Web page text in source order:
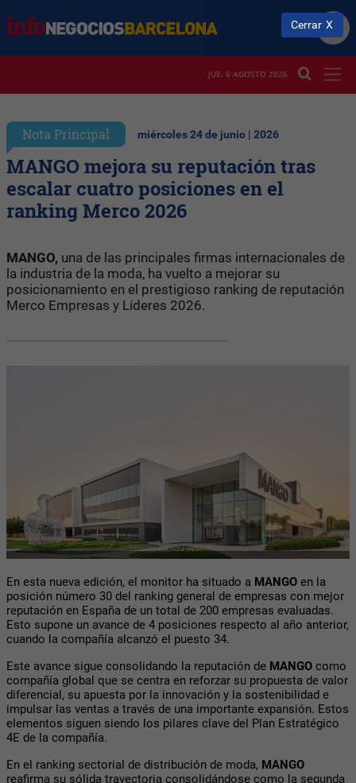
JUE. 6 AGOSTO 2026
Nota Principal miércoles 24 de junio | 2026
MANGO mejora su reputación tras
escalar cuatro posiciones en el
ranking Merco 2026
MANGO, una de las principales firmas internacionales de
la industria de la moda, ha vuelto a mejorar su
posicionamiento en el prestigioso ranking de reputación
Merco Empresas y Líderes 2026.
En esta nueva edición, el monitor ha situado a MANGO en la
posición número 30 del ranking general de empresas con mejor
reputación en España de un total de 200 empresas evaluadas.
Esto supone un avance de 4 posiciones respecto al año anterior,
cuando la compañía alcanzó el puesto 34.
Este avance sigue consolidando la reputación de MANGO como
compañía global que se centra en reforzar su propuesta de valor
diferencial, su apuesta por la innovación y la sostenibilidad e
impulsar las ventas a través de una importante expansión. Estos
elementos siguen siendo los pilares clave del Plan Estratégico
4E de la compañía.
En el ranking sectorial de distribución de moda, MANGO
reafirma su sólida trayectoria consolidándose como la segunda
Cerrar